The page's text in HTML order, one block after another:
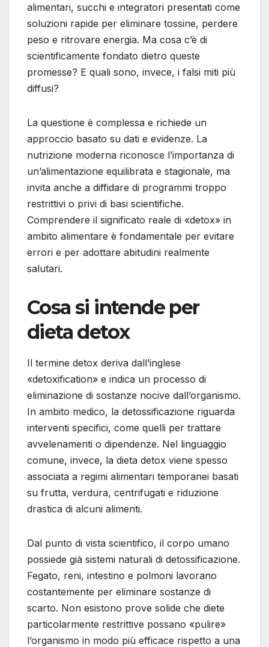
alimentari, succhi e integratori presentati come
soluzioni rapide per eliminare tossine, perdere
peso e ritrovare energia. Ma cosa c’è di
scientificamente fondato dietro queste
promesse? E quali sono, invece, i falsi miti più
diffusi?
La questione è complessa e richiede un
approccio basato su dati e evidenze. La
nutrizione moderna riconosce l’importanza di
un’alimentazione equilibrata e stagionale, ma
invita anche a diffidare di programmi troppo
restrittivi o privi di basi scientifiche.
Comprendere il significato reale di «detox» in
ambito alimentare è fondamentale per evitare
errori e per adottare abitudini realmente
salutari.
Cosa si intende per
dieta detox
Il termine detox deriva dall’inglese
«detoxification» e indica un processo di
eliminazione di sostanze nocive dall’organismo.
In ambito medico, la detossificazione riguarda
interventi specifici, come quelli per trattare
avvelenamenti o dipendenze. Nel linguaggio
comune, invece, la dieta detox viene spesso
associata a regimi alimentari temporanei basati
su frutta, verdura, centrifugati e riduzione
drastica di alcuni alimenti.
Dal punto di vista scientifico, il corpo umano
possiede già sistemi naturali di detossificazione.
Fegato, reni, intestino e polmoni lavorano
costantemente per eliminare sostanze di
scarto. Non esistono prove solide che diete
particolarmente restrittive possano «pulire»
l’organismo in modo più efficace rispetto a una